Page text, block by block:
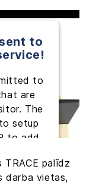
to
to
are
The
setup
to add
palīdz
darba vietas,